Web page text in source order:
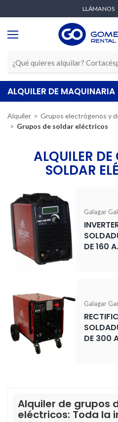
LLÁMANOS
ALQUILER DE MAQUINARIA
Alquiler Grupos electrógenos y
Grupos de soldar eléctricos
ALQUILER DE
SOLDAR
Galagar
DE 160 A.
Galagar
DE 300
Alquiler de grupos
eléctricos: Toda la